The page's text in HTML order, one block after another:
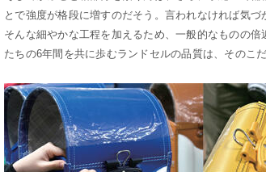
とで強度が格段に増すのだそう。言われなければ気
そんな細やかな工程を加えるため、一般的なものの
たちの6年間を共に歩むランドセルの品質は、そのこ